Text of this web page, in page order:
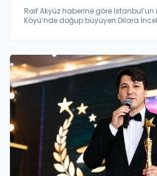
Raif Akyüz haberine göre İstanbul’un
Köyü’nde doğup büyüyen Dilara